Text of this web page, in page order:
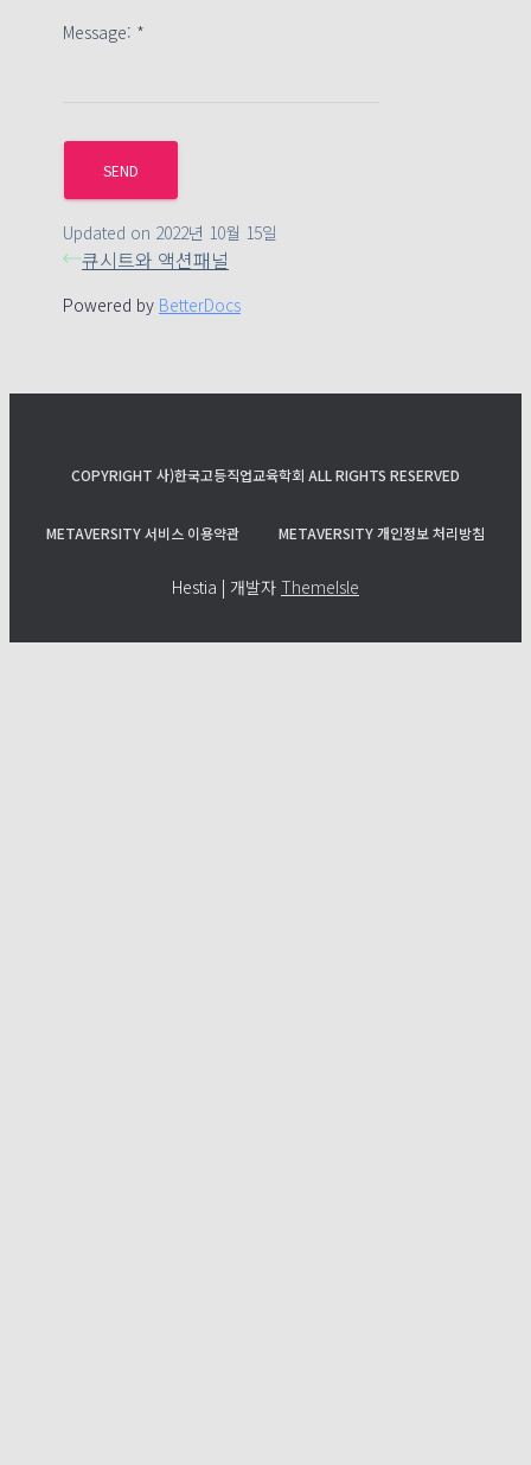
Message: *
Updated on 2022년 10월 15일
큐시트와 액션패널
Powered by BetterDocs
COPYRIGHT 사)한국고등직업교육학회 ALL RIGHTS RESERVED
METAVERSITY 서비스 이용약관 METAVERSITY 개인정보 처리방침
Hestia | 개발자 ThemeIsle